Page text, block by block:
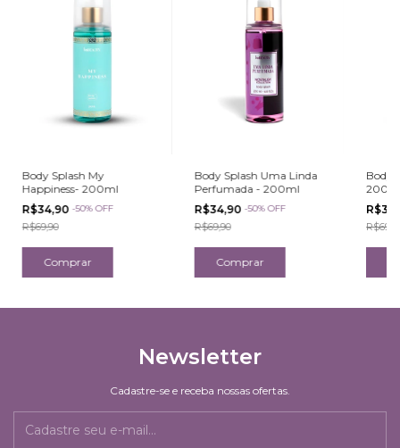
Body Splash My
Happiness- 200ml
R$34,90 -50%OFF
R$69,90
Body Splash Uma Linda
Perfumada - 200ml
R$34,90 -50%OFF
R$69,90
Body
Newsletter
Cadastre-se e receba nossas ofertas.